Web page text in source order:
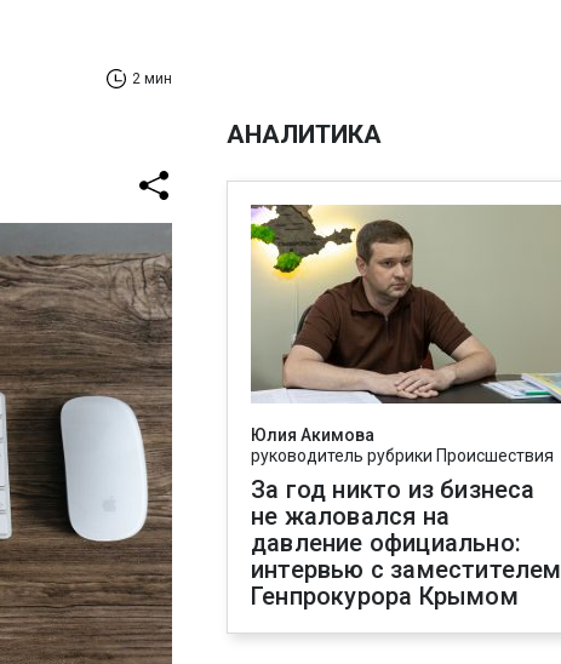
2 мин
АНАЛИТИКА
Юлия Акимова
руководитель рубрики Происшествия
За год никто из бизнеса
не жаловался на
давление официально:
интервью с заместителем
Генпрокурора Крымом